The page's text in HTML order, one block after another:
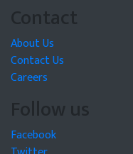
Contact
About Us
Contact Us
Careers
Follow us
Facebook